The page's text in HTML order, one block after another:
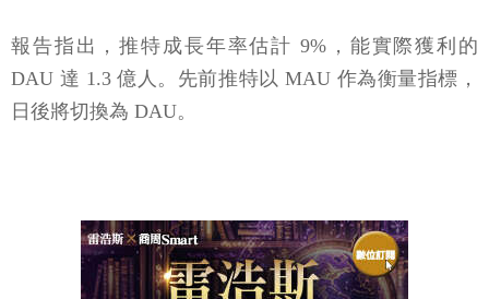
報告指出，推特成長年率估計 9%，能實際獲利的
DAU 達 1.3 億人。先前推特以 MAU 作為衡量指標，
日後將切換為 DAU。